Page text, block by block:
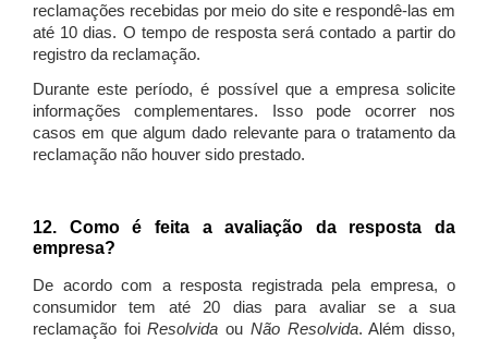
reclamações recebidas por meio do site e respondê-las em
até 10 dias. O tempo de resposta será contado a partir do
registro da reclamação.
Durante este período, é possível que a empresa solicite
informações complementares. Isso pode ocorrer nos
casos em que algum dado relevante para o tratamento da
reclamação não houver sido prestado.
12. Como é feita a avaliação da resposta da
empresa?
De acordo com a resposta registrada pela empresa, o
consumidor tem até 20 dias para avaliar se a sua
reclamação foiResolvida ou Não Resolvida. Além disso,